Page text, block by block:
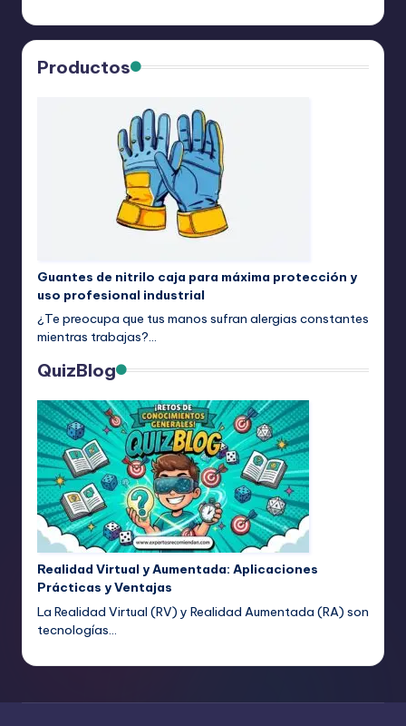
Productos
Guantes de nitrilo caja para máxima protección y
uso profesional industrial
¿Te preocupa que tus manos sufran alergias constantes
mientras trabajas?…
QuizBlog
Realidad Virtual y Aumentada: Aplicaciones
Prácticas y Ventajas
La Realidad Virtual (RV) y Realidad Aumentada (RA) son
tecnologías…